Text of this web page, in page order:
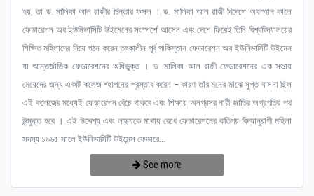
হয়, তা ড. মালিকা আল রাজীর চিন্তার ফসল । ড. মালিকা আল রাজী বিদেশে অবস্হান কালে
ফেডারেশন অব ইউনিভার্সিটি উইমেনের সংস্পর্শে আসেন এবং দেশে ফিরেই তিনি বিশ্ববিদ্যালয়ের
শিক্ষিত মহিলাদের নিয়ে গঠন করেন তৎকালীন পূর্ব পাকিস্তান ফেডারেশন অব ইউনিভার্সিটি উইমেন
যা আন্তর্জাতিক ফেডারেশনের অধিভুক্ত । ড. মালিকা আল রাজী ফেডারেশনের এক সভায়
মেয়েদের জন্য একটি কলেজ ষ্হাপনের প্রস্তাব করেন – কারণ তাঁর মনের মাঝে সুপ্ত বাসনা ছিল
এই কলেজের মধ্যেই ফেডারেশন বেঁচে থাকবে এবং শিক্ষায় অনগ্রসর নারী জাতির অগ্রগতির পথ
উন্মুক্ত হবে । এই উদ্দেশ্য এবং লক্ষ্যকে মাথায় রেখে ফেডারেশনের কতিপয় বিদ্যানুরাগী মহিলা
সদস্য ১৯৬৫ সালে ইউনিভার্সিটি উইমেন্স ফেডারে...
See more